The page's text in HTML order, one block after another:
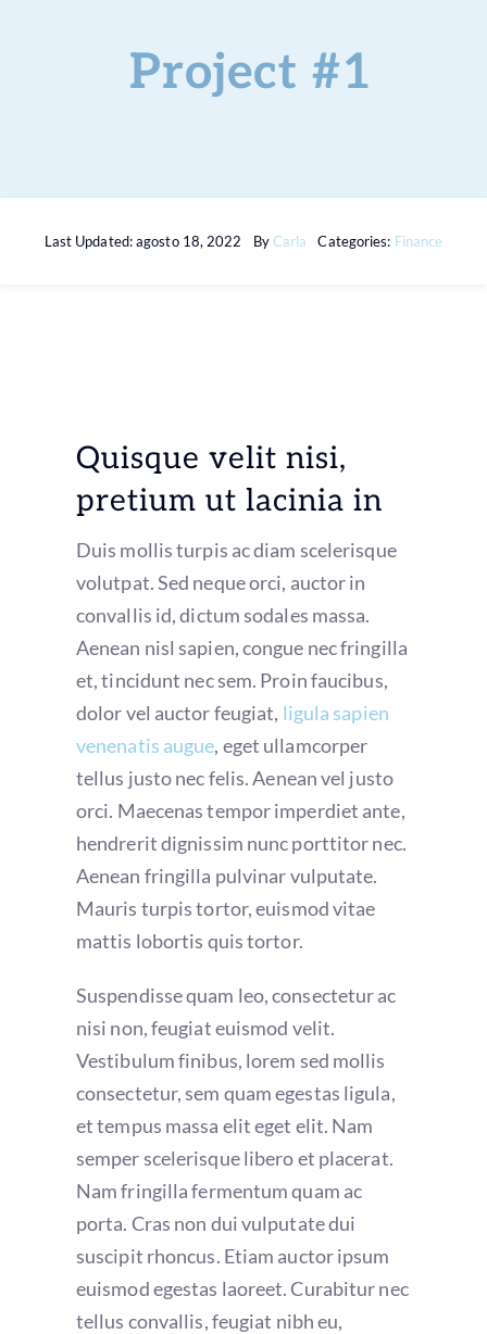
Preguntas
Blog
Project #1
Last Updated: agosto 18, 2022 ByCarla Categories: Finance
Quisque velit nisi,
pretium ut lacinia in
Duis mollis turpis ac diam scelerisque
volutpat. Sed neque orci, auctor in
convallis id, dictum sodales massa.
Aenean nisl sapien, congue nec fringilla
et, tincidunt nec sem. Proin faucibus,
dolor vel auctor feugiat, ligula sapien
venenatis augue, eget ullamcorper
tellus justo nec felis. Aenean vel justo
orci. Maecenas tempor imperdiet ante,
hendrerit dignissim nunc porttitor nec.
Aenean fringilla pulvinar vulputate.
Mauris turpis tortor, euismod vitae
mattis lobortis quis tortor.
Suspendisse quam leo, consectetur ac
nisi non, feugiat euismod velit.
Vestibulum finibus, lorem sed mollis
consectetur, sem quam egestas ligula,
et tempus massa elit eget elit. Nam
semper scelerisque libero et placerat.
Nam fringilla fermentum quam ac
porta. Cras non dui vulputate dui
suscipit rhoncus. Etiam auctor ipsum
euismod egestas laoreet. Curabitur nec
tellus convallis, feugiat nibh eu,